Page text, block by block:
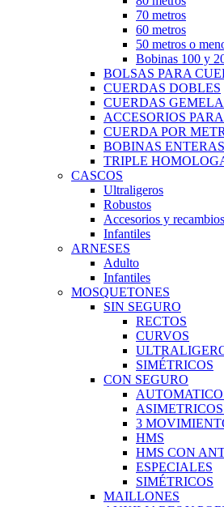
70 metros
60 metros
50 metros o
Bobinas 100 y
BOLSAS PARA
CUERDAS DOBLES
CUERDAS
ACCESORIOS
CUERDA POR
BOBINAS ENTERAS
TRIPLE
CASCOS
Ultraligeros
Robustos
Accesorios y recambios
Infantiles
ARNESES
Adulto
Infantiles
MOSQUETONES
SIN SEGURO
RECTOS
CURVOS
SIMÉTRICOS
CON SEGURO
3
HMS
HMS CON
ESPECIALES
SIMÉTRICOS
MAILLONES